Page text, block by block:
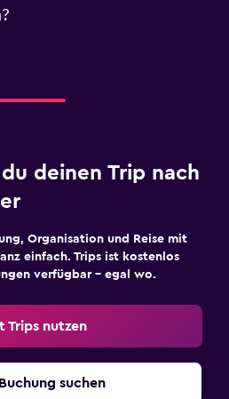
deinen Trip nach
Organisation und Reise mit
einfach. Trips ist kostenlos
verfügbar – egal wo.
Trips nutzen
suchen